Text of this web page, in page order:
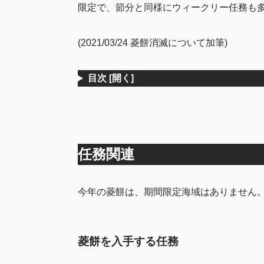
限定で、節分と同様にウィークリー任務も
(2021/03/24 菱餅消滅について加筆)
目次 [開く]
任務関連
今年の菱餅は、期間限定海域はありません。
菱餅を入手する任務